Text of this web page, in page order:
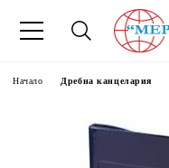
Начало Дребна канцелария